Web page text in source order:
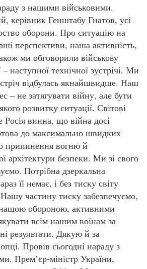
з нашими військовими.
керівник Генштабу Гнатов, усі
оборони. Про ситуацію на
перспективи, наша активність,
ми обговорили військову
наступної технічної зустрічі. Ми
відбулась якнайшвидше. Наш
– не затягувати війну, але бути
розвитку ситуації. Світові
винна, що війна досі
до максимально швидких
припинення вогню й
архітектури безпеки. Ми зі свого
Потрібна дзеркальна
її немає, і без тиску світу
частину тиску забезпечуємо,
обороною, активними
всім нашим воїнам за
результати. Дякую й за
Провів сьогодні нараду з
Прем’єр-міністр України,